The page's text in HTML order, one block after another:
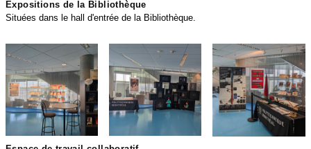
Expositions de la Bibliothèque
Situées dans le hall d'entrée de la Bibliothèque.
9-1_0.PNG 9-2.PNG 9-3.PNG